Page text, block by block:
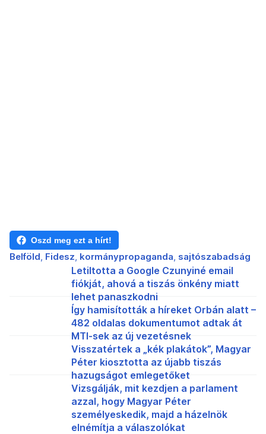
Oszd meg ezt a hírt!
Belföld Fidesz kormánypropaganda sajtószabadság
Letiltotta a Google Czunyiné email
fiókját, ahová a tiszás önkény miatt
lehet panaszkodni
Így hamisították a híreket Orbán alatt –
482 oldalas dokumentumot adtak át
MTI-sek az új vezetésnek
Visszatértek a „kék plakátok”, Magyar
Péter kiosztotta az újabb tiszás
hazugságot emlegetőket
Vizsgálják, mit kezdjen a parlament
azzal, hogy Magyar Péter
személyeskedik, majd a házelnök
elnémítja a válaszolókat